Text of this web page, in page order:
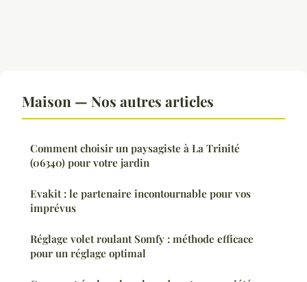
Maison — Nos autres articles
Comment choisir un paysagiste à La Trinité
(06340) pour votre jardin
Evakit : le partenaire incontournable pour vos
imprévus
Réglage volet roulant Somfy : méthode efficace
pour un réglage optimal